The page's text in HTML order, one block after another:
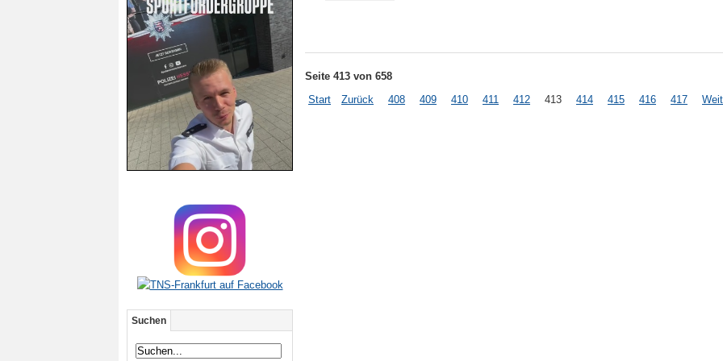
Suchen
Seite 413 von 658
Start
Zurück 408 409 410 411 412 413 414 415 416 417